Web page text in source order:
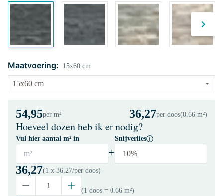
Maatvoering: 15x60 cm
54,95per m² 36,27per doos(0.66 m²)
Hoeveel dozen heb ik er nodig?
Vul hier aantal m² in
m² +
Snijverlies
10%
36,27(1 x 36,27/per doos)
(1 doos = 0.66 m²)